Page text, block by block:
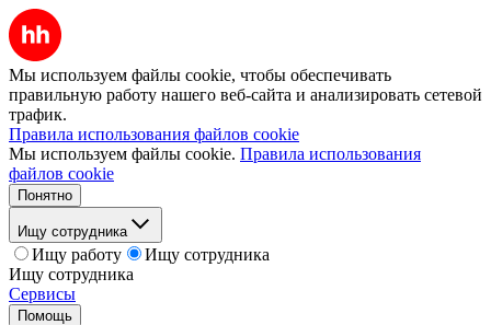
Мы используем файлы cookie, чтобы обеспечивать
правильную работу нашего веб-сайта и анализировать сетевой
трафик.
Правила использования файлов cookie
Мы используем файлы cookie. Правила использования
файлов cookie
Понятно
Ищу сотрудника
Ищу работу
Ищу сотрудника
Ищу сотрудника
Сервисы
Помощь